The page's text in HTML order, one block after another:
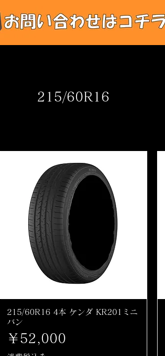
215/60R16
215/60R16 4本 ケンダ KR201ミニ
バン
価格
￥52,000